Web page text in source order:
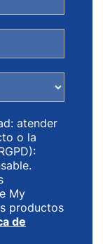
atender
o la
My
productos
de